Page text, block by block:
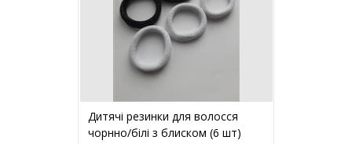
Дитячі резинки для волосся
чорнно/білі з блиском (6 шт)